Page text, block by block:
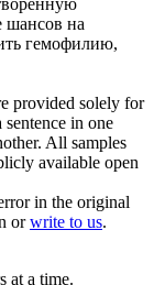
шансов на
гемофилию,
provided solely for
in one
All samples
available open
in the original
orwrite to us.
at a time.